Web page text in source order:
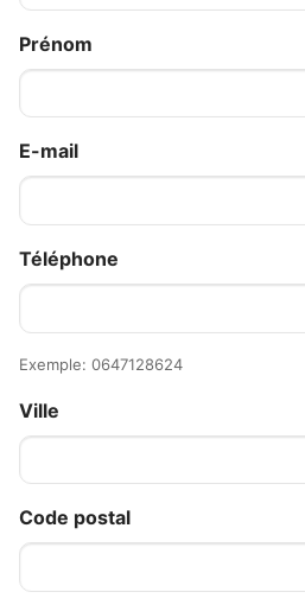
Prénom
E-mail
Téléphone
Exemple: 0647128624
Ville
Code postal